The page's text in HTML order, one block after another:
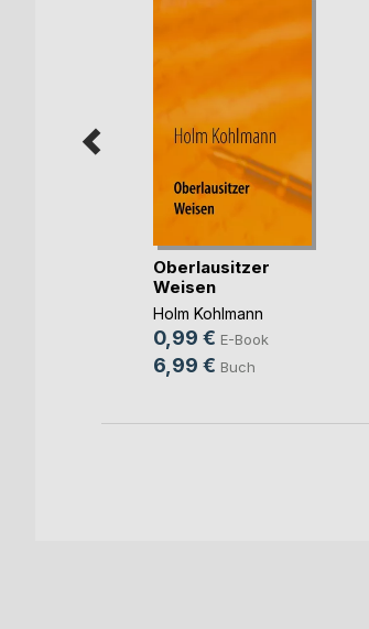
Oberlausitzer
Weisen
Holm Kohlmann
0,99 € E-Book
6,99 € Buch